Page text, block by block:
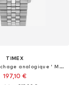
TIMEX
Montre à affichage analogique ' Marlin® '
197,10 €